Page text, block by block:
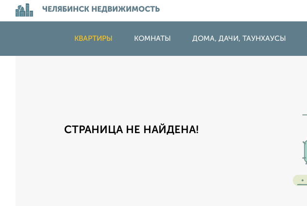
ЧЕЛЯБИНСК НЕДВИЖИМОСТЬ
КВАРТИРЫ КОМНАТЫ ДОМА, ДАЧИ, ТАУНХАУСЫ
СТРАНИЦА НЕ НАЙДЕНА!